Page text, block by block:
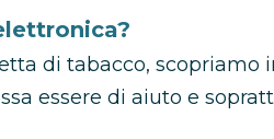
di tabacco, scopriamo
essere di aiuto e